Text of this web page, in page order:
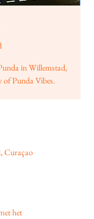
in Willemstad,
of Punda Vibes.
Curaçao
het